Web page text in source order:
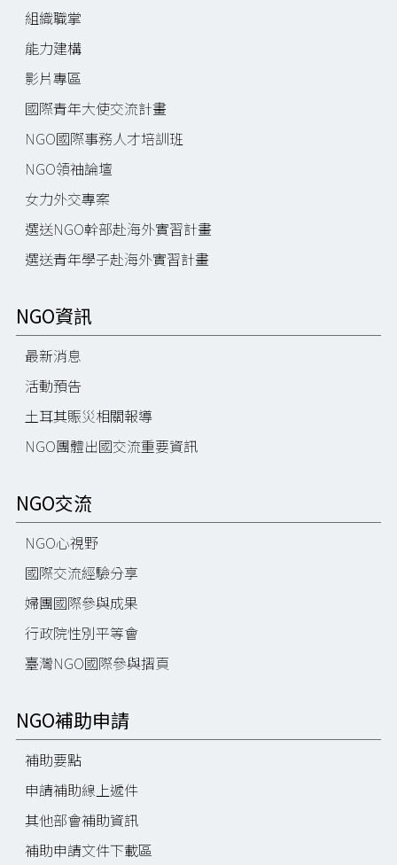
組織職掌
能力建構
影片專區
國際青年大使交流計畫
NGO國際事務人才培訓班
NGO領袖論壇
女力外交專案
選送NGO幹部赴海外實習計畫
選送青年學子赴海外實習計畫
NGO資訊
最新消息
活動預告
土耳其賑災相關報導
NGO團體出國交流重要資訊
NGO交流
NGO心視野
國際交流經驗分享
婦團國際參與成果
行政院性別平等會
臺灣NGO國際參與摺頁
NGO補助申請
補助要點
申請補助線上遞件
其他部會補助資訊
補助申請文件下載區